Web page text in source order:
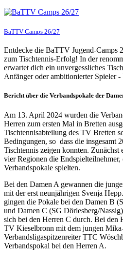
BaTTV Camps 26/27
Entdecke die BaTTV Jugend-Camps
zum Tischtennis-Erfolg! In der
erwartet dich ein unvergessliches
Anfänger oder ambitionierter Spieler -
Bericht über die Verbandspokale der
Am 13. April 2024 wurden die
Herren zum ersten Mal in Bretten
Tischtennisabteilung des TV Bretten
Bedingungen, so dass die insgesamt
Tischtennis zeigen konnten. Zunächst
vier Regionen die
Verbandspokale spielten.
Bei den Damen A gewannen die
mit der erst neunjährigen Svenja
gingen die Pokale bei den Damen B
und Damen C (SG Dörlesberg/
sich bei den Herren C durch. Bei den
TV Kieselbronn mit dem jungen
Verbandsligaspitzenreiter TTC
Verbandspokal bei den Herren A.